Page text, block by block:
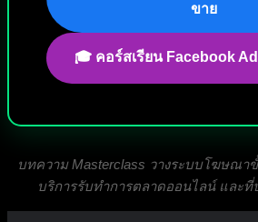
ขาย
🎓 คอร์สเรียน Facebook
บทความ Masterclass วางระบบโฆษณา
บริการรับทำการตลาดออนไลน์ และ